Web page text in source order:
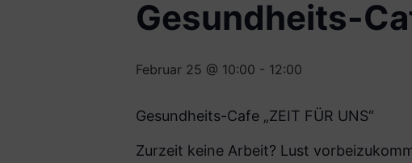
Gesundheits-
Februar 25 @ 10:00 - 12:00
Gesundheits-Cafe „ZEIT FÜR UNS“
Zurzeit keine Arbeit? Lust